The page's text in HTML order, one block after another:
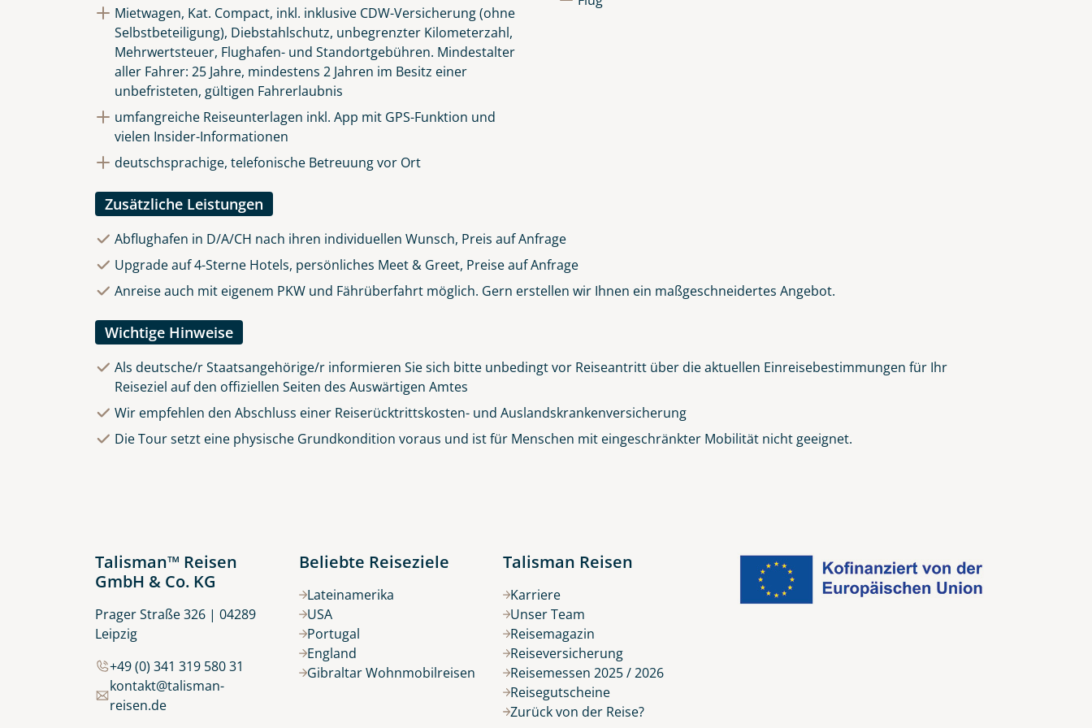
© Big Smoke Studio
Mietwagen, Kat. Compact, inkl. inklusive CDW-Versicherung (ohne
Selbstbeteiligung), Diebstahlschutz, unbegrenzter Kilometerzahl,
Mehrwertsteuer, Flughafen- und Standortgebühren. Mindestalter
aller Fahrer: 25 Jahre, mindestens 2 Jahren im Besitz einer
unbefristeten, gültigen Fahrerlaubnis
umfangreiche Reiseunterlagen inkl. App mit GPS-Funktion und
vielen Insider-Informationen
deutschsprachige, telefonische Betreuung vor Ort
Zusätzliche Leistungen
Abflughafen in D/A/CH nach ihren individuellen Wunsch, Preis auf Anfrage
Upgrade auf 4-Sterne Hotels, persönliches Meet & Greet, Preise auf Anfrage
Anreise auch mit eigenem PKW und Fährüberfahrt möglich. Gern erstellen wir Ihnen ein maßgeschneidertes Angebot.
Wichtige Hinweise
Als deutsche/r Staatsangehörige/r informieren Sie sich bitte unbedingt vor Reiseantritt über die aktuellen Einreisebestimmungen für Ihr
Reiseziel auf den offiziellen Seiten des Auswärtigen Amtes
Wir empfehlen den Abschluss einer Reiserücktrittskosten- und Auslandskrankenversicherung
Die Tour setzt eine physische Grundkondition voraus und ist für Menschen mit eingeschränkter Mobilität nicht geeignet.
Talisman™ Reisen
GmbH & Co. KG
Prager Straße 326 | 04289
Leipzig
+49 (0) 341 319 580 31
kontakt@talisman-
reisen.de
Beliebte Reiseziele
Lateinamerika
USA
Portugal
England
Gibraltar Wohnmobilreisen
Talisman Reisen
Karriere
Unser Team
Reisemagazin
Reiseversicherung
Reisemessen 2025 / 2026
Reisegutscheine
Zurück von der Reise?